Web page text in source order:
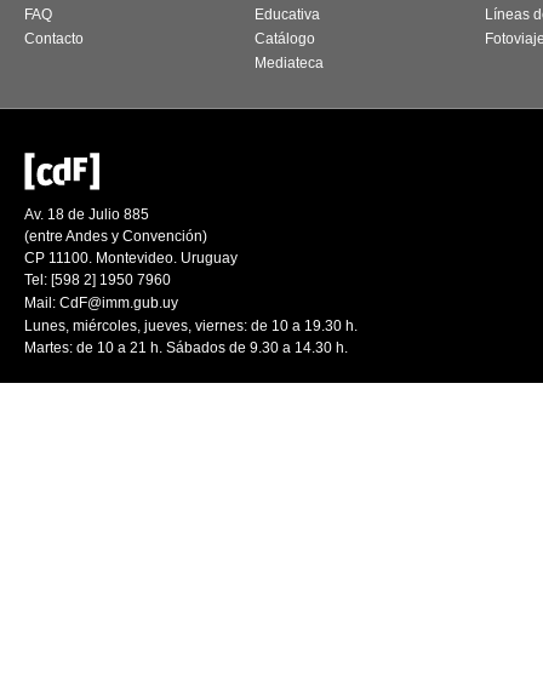
FAQ
Contacto
Educativa
Catálogo
Mediateca
Líneas
Av. 18 de Julio 885
(entre Andes y Convención)
CP 11100. Montevideo. Uruguay
Tel: [598 2] 1950 7960
Mail: CdF@imm.gub.uy
Lunes, miércoles, jueves, viernes: de 10 a 19.30 h.
Martes: de 10 a 21 h. Sábados de 9.30 a 14.30 h.